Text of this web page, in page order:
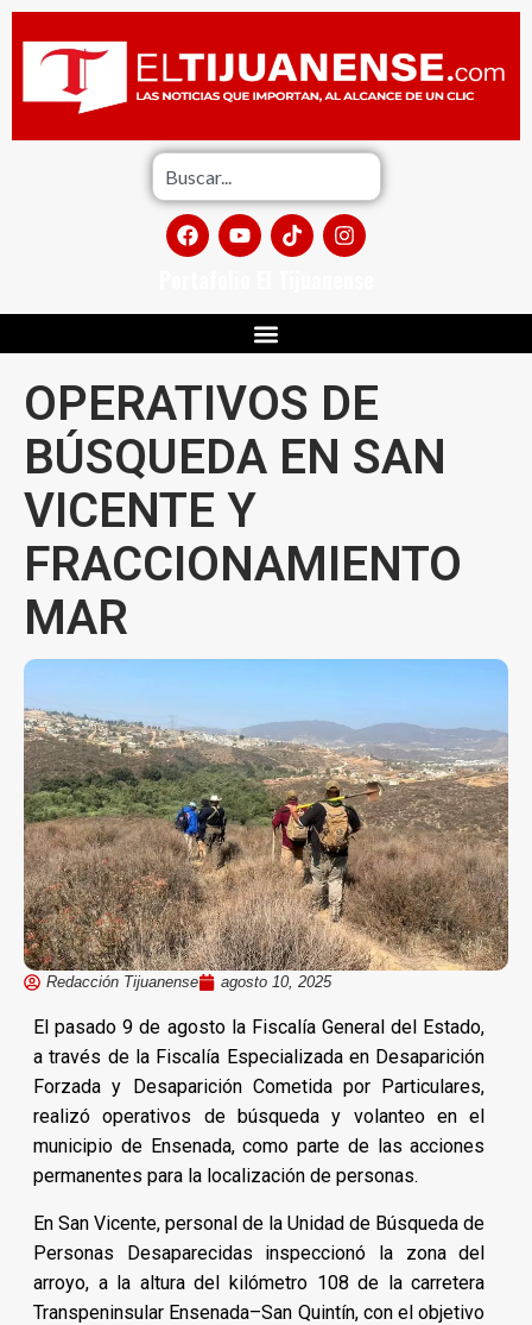
OPERATIVOS DE
BÚSQUEDA EN SAN
VICENTE Y
FRACCIONAMIENTO
MAR
Redacción Tijuanense agosto 10, 2025
El pasado 9 de agosto la Fiscalía General del Estado,
a través de la Fiscalía Especializada en Desaparición
Forzada y Desaparición Cometida por Particulares,
realizó operativos de búsqueda y volanteo en el
municipio de Ensenada, como parte de las acciones
permanentes para la localización de personas.
En San Vicente, personal de la Unidad de Búsqueda de
Personas Desaparecidas inspeccionó la zona del
arroyo, a la altura del kilómetro 108 de la carretera
Transpeninsular Ensenada–San Quintín, con el objetivo